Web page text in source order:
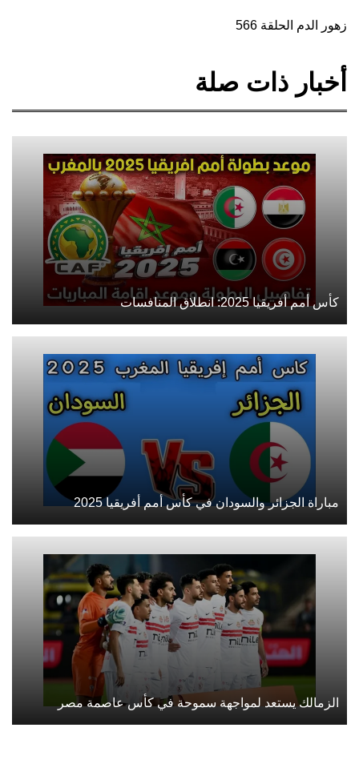
زهور الدم الحلقة 566
أخبار ذات صلة
كأس أمم أفريقيا 2025: انطلاق المنافسات
مباراة الجزائر والسودان في كأس أمم أفريقيا 2025
الزمالك يستعد لمواجهة سموحة في كأس عاصمة مصر